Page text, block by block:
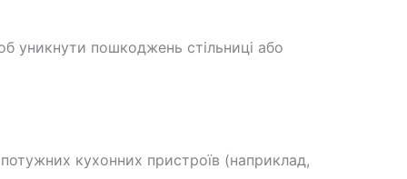
уникнути пошкоджень стільниці або
кухонних пристроїв (наприклад,